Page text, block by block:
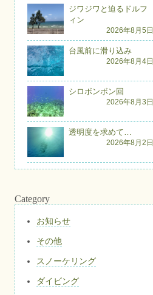
ジワジワと迫るドルフ
ィン
2026年8月5日
台風前に滑り込み
2026年8月4日
シロボンボン回
2026年8月3日
透明度を求めて…
2026年8月2日
Category
お知らせ
その他
スノーケリング
ダイビング